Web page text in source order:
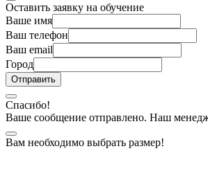
Оставить заявку на обучение
Ваше имя
Ваш телефон
Ваш email
Город
Спасибо!
Ваше сообщение отправлено. Наш
Вам необходимо выбрать размер!